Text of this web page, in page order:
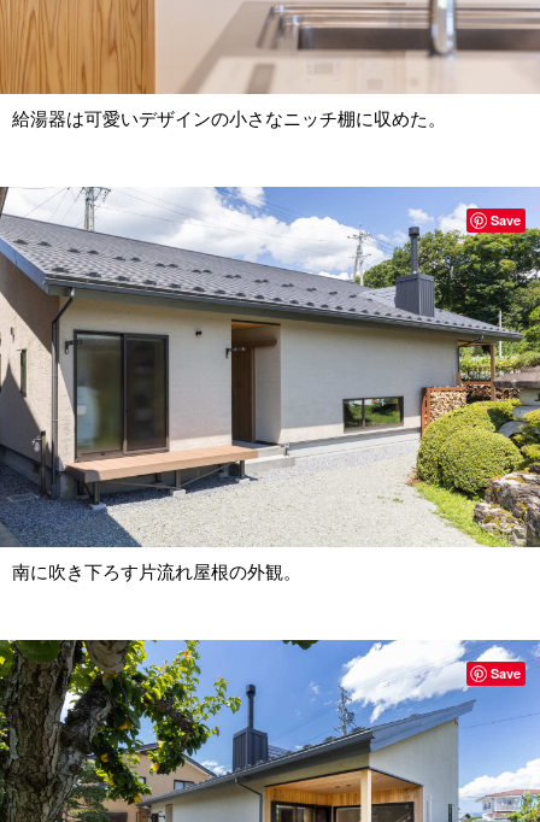
給湯器は可愛いデザインの小さなニッチ棚に収めた。
南に吹き下ろす片流れ屋根の外観。
Save
Save